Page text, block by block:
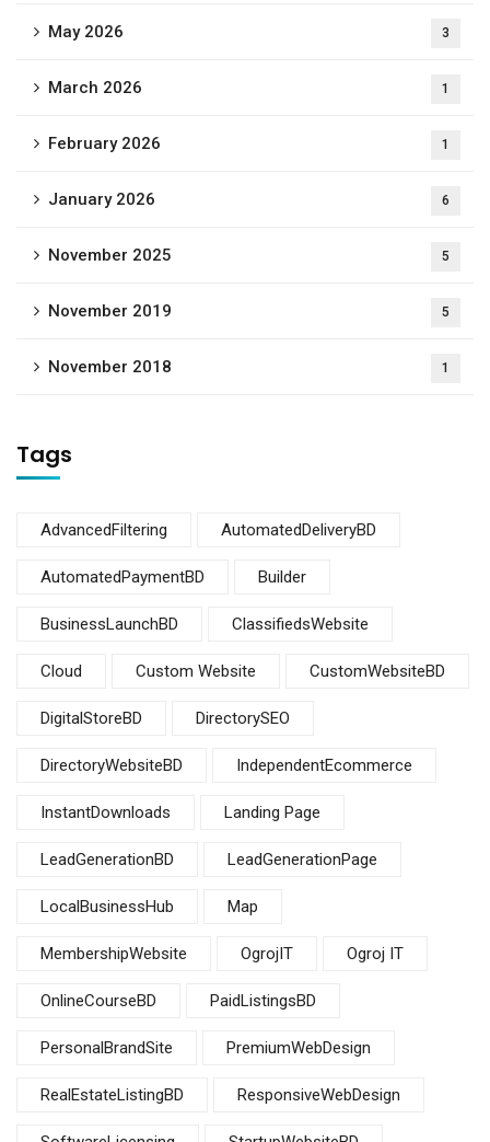
May 2026 3
March 2026 1
February 2026 1
January 2026 6
November 2025 5
November 2019 5
November 2018 1
Tags
AdvancedFiltering AutomatedDeliveryBD
AutomatedPaymentBD Builder
BusinessLaunchBD ClassifiedsWebsite
Cloud Custom Website CustomWebsiteBD
DigitalStoreBD DirectorySEO
DirectoryWebsiteBD IndependentEcommerce
InstantDownloads Landing Page
LeadGenerationBD LeadGenerationPage
LocalBusinessHub Map
MembershipWebsite OgrojIT Ogroj IT
OnlineCourseBD PaidListingsBD
PersonalBrandSite PremiumWebDesign
RealEstateListingBD ResponsiveWebDesign